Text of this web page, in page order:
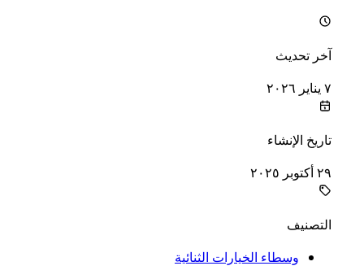
آخر تحديث
آخر تحديث
٧ يناير ٢٠٢٦
تاريخ الإنشاء
تاريخ الإنشاء
٢٩ أكتوبر ٢٠٢٥
التصنيف
التصنيف
وسطاء الخيارات الثنائية